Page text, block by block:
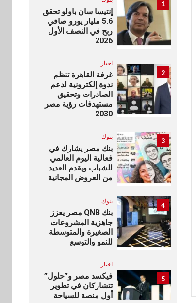
1
إنتيسا سان باولو تحقق
5.6 مليار يورو صافي
ربح في النصف الأول
2026
2
اخبار
غرفة القاهرة تنظم
ندوة إلكترونية لدعم
الصادرات وتحقيق
مستهدفات رؤية مصر
2030
3 بنوك
بنك مصر يشارك في
فعالية اليوم العالمي
للشباب ويقدم العديد
من العروض المجانية
4 بنوك
بنك QNB مصر يعزز
جاهزية المشروعات
الصغيرة والمتوسطة
للنمو والتوسع
5
اخبار
فيكسد مصر و”حلول”
تتشاركان في تطوير
أول منصة للسياحة